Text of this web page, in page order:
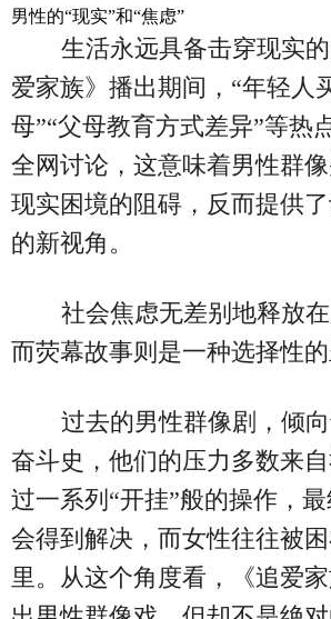
男性的“现实”和“焦虑”
生活永远具备击穿现实
爱家族》播出期间，“年轻人
母”“父母教育方式差异”等热
全网讨论，这意味着男性群
现实困境的阻碍，反而提供
的新视角。
社会焦虑无差别地释放
而荧幕故事则是一种选择性的
过去的男性群像剧，倾
奋斗史，他们的压力多数来
过一系列“开挂”般的操作，
会得到解决，而女性往往被
里。从这个角度看，《追爱